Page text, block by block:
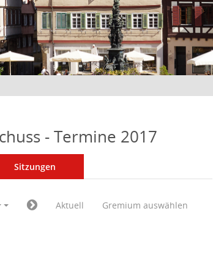
- Termine 2017
Sitzungen
Aktuell Gremium auswählen